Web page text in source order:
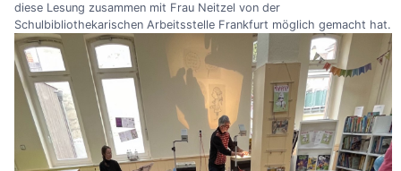
diese Lesung zusammen mit Frau Neitzel von der
Schulbibliothekarischen Arbeitsstelle Frankfurt möglich gemacht hat.